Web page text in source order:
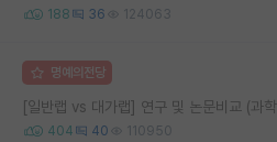
188 36 124063
명예의전당
[일반랩 vs 대가랩] 연구 및 논문비교 (과
404 40 110950